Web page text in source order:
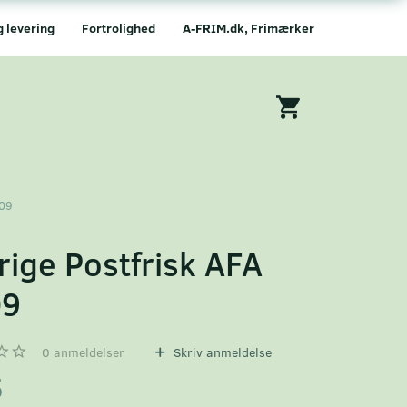
A-FRIM.dk, Frimærker
Fortrolighed
levering
Postfrisk AFA
0 anmeldelser Skriv anmeldelse